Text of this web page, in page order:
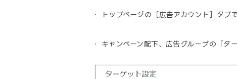
トップページの［広告アカウント］タブ
キャンペーン配下、広告グループの「タ